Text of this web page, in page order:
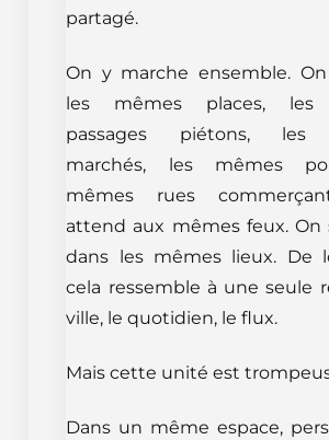
partagé.
On y marche ensemble. On
les mêmes places, les
passages piétons, les
marchés, les mêmes
mêmes rues
attend aux mêmes feux. On
dans les mêmes lieux. De
cela ressemble à une seule
ville, le quotidien, le flux.
Mais cette unité est
Dans un même espace,